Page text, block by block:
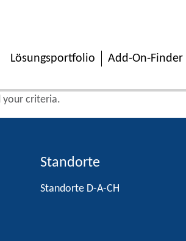
Lösungsportfolio Add-On-Finder
your criteria.
Standorte
Standorte D-A-CH